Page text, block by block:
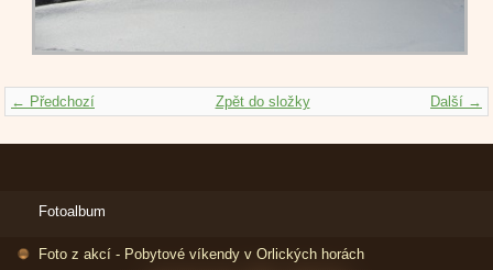
← Předchozí Další →
Zpět do složky
Fotoalbum
Foto z akcí - Pobytové víkendy v Orlických horách